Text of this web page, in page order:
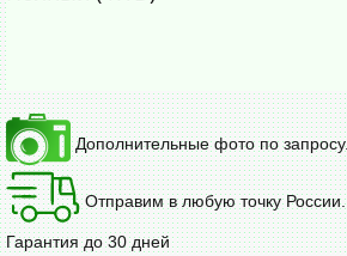
Дополнительные фото по запросу.
Отправим в любую точку России.
Гарантия до 30 дней